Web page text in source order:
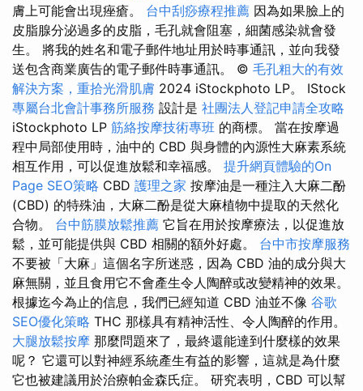
膚上可能會出現痤瘡。 台中刮痧療程推薦 因為如果臉上的
皮脂腺分泌過多的皮脂，毛孔就會阻塞，細菌感染就會發
生。 將我的姓名和電子郵件地址用於時事通訊，並向我發
送包含商業廣告的電子郵件時事通訊。 © 毛孔粗大的有效
解決方案，重拾光滑肌膚 2024 iStockphoto LP。 IStock
專屬台北會計事務所服務 設計是 社團法人登記申請全攻略
iStockphoto LP 筋絡按摩技術專班 的商標。 當在按摩過
程中局部使用時，油中的 CBD 與身體的內源性大麻素系統
相互作用，可以促進放鬆和幸福感。 提升網頁體驗的On
Page SEO策略 CBD 護理之家 按摩油是一種注入大麻二酚
(CBD) 的特殊油，大麻二酚是從大麻植物中提取的天然化
合物。 台中筋膜放鬆推薦 它旨在用於按摩療法，以促進放
鬆，並可能提供與 CBD 相關的額外好處。 台中市按摩服務
不要被「大麻」這個名字所迷惑，因為 CBD 油的成分與大
麻無關，並且食用它不會產生令人陶醉或改變精神的效果。
根據迄今為止的信息，我們已經知道 CBD 油並不像 谷歌
SEO優化策略 THC 那樣具有精神活性、令人陶醉的作用。
大腿放鬆按摩 那麼問題來了，最終還能達到什麼樣的效果
呢？ 它還可以對神經系統產生有益的影響，這就是為什麼
它也被建議用於治療帕金森氏症。 研究表明，CBD 可以幫